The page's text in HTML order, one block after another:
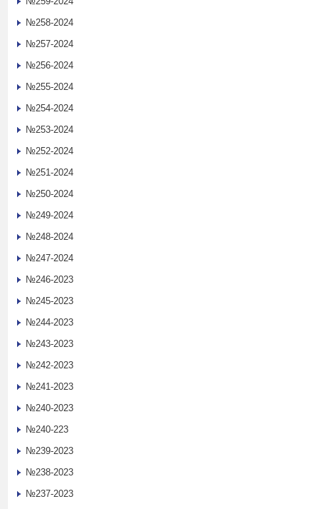
№258-2024
№257-2024
№256-2024
№255-2024
№254-2024
№253-2024
№252-2024
№251-2024
№250-2024
№249-2024
№248-2024
№247-2024
№246-2023
№245-2023
№244-2023
№243-2023
№242-2023
№241-2023
№240-2023
№240-223
№239-2023
№238-2023
№237-2023